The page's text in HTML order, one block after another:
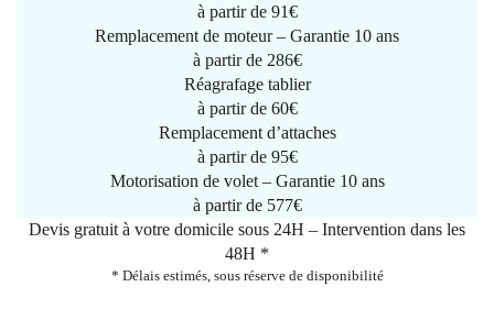
à partir de 91€
Remplacement de moteur – Garantie 10 ans
à partir de 286€
Réagrafage tablier
à partir de 60€
Remplacement d’attaches
à partir de 95€
Motorisation de volet – Garantie 10 ans
à partir de 577€
Devis gratuit à votre domicile sous 24H – Intervention dans les
48H *
* Délais estimés, sous réserve de disponibilité